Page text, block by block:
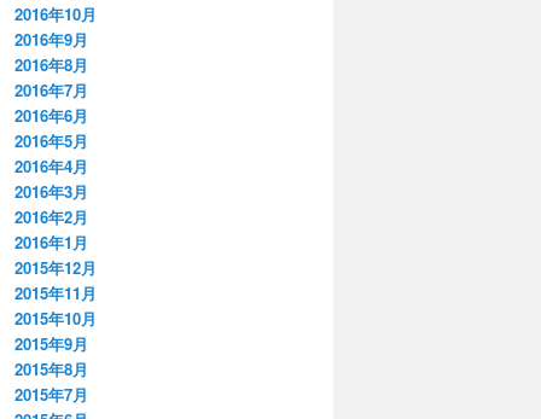
2016年10月
2016年9月
2016年8月
2016年7月
2016年6月
2016年5月
2016年4月
2016年3月
2016年2月
2016年1月
2015年12月
2015年11月
2015年10月
2015年9月
2015年8月
2015年7月